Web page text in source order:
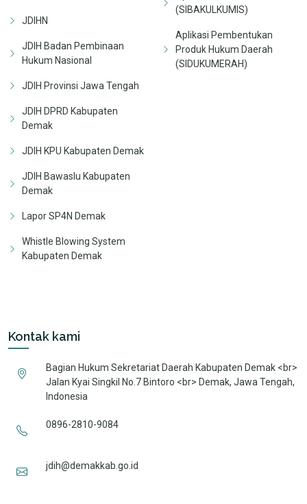
JDIHN
JDIH Badan Pembinaan
Hukum Nasional
JDIH Provinsi Jawa Tengah
JDIH DPRD Kabupaten
Demak
JDIH KPU Kabupaten Demak
JDIH Bawaslu Kabupaten
Demak
Lapor SP4N Demak
Whistle Blowing System
Kabupaten Demak
(SIBAKULKUMIS)
Aplikasi Pembentukan
Produk Hukum Daerah
(SIDUKUMERAH)
Kontak kami
Bagian Hukum Sekretariat Daerah Kabupaten Demak <br>
Jalan Kyai Singkil No.7 Bintoro <br> Demak, Jawa Tengah,
Indonesia
0896-2810-9084
jdih@demakkab.go.id